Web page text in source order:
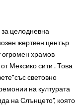
целодневна
жертвен център
огромен храмов
Мексико сити . Това
световно
на културата
на Слънцето”, която